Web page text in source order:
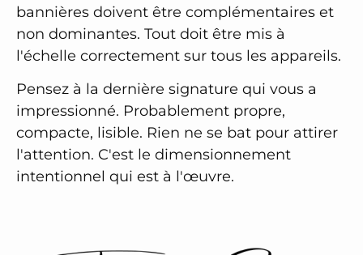
bannières doivent être complémentaires et
non dominantes. Tout doit être mis à
l'échelle correctement sur tous les appareils.
Pensez à la dernière signature qui vous a
impressionné. Probablement propre,
compacte, lisible. Rien ne se bat pour attirer
l'attention. C'est le dimensionnement
intentionnel qui est à l'œuvre.